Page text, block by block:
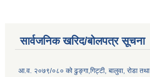
सार्वजनिक खरिद/बोलपत्र सूचना
आ.व. २०७९/०८० को ढुङ्गा,गिट्टी, बालुवा, रोडा तथा